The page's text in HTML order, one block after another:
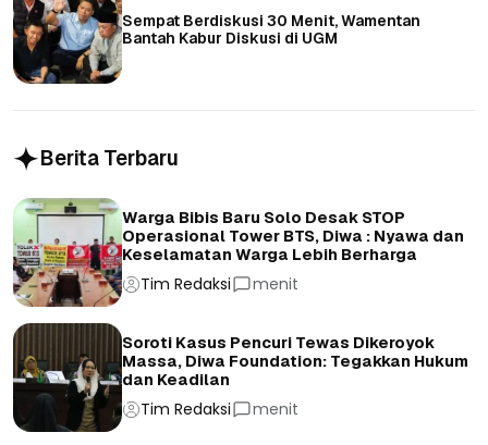
Sempat Berdiskusi 30 Menit, Wamentan
Bantah Kabur Diskusi di UGM
Berita Terbaru
Warga Bibis Baru Solo Desak STOP
Operasional Tower BTS, Diwa : Nyawa dan
Keselamatan Warga Lebih Berharga
Tim Redaksi menit
Soroti Kasus Pencuri Tewas Dikeroyok
Massa, Diwa Foundation: Tegakkan Hukum
dan Keadilan
Tim Redaksi menit